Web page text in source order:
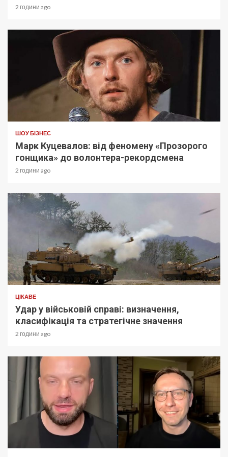
2 години ago
ШОУ БІЗНЕС
Марк Куцевалов: від феномену «Прозорого
гонщика» до волонтера-рекордсмена
2 години ago
ЦІКАВЕ
Удар у військовій справі: визначення,
класифікація та стратегічне значення
2 години ago